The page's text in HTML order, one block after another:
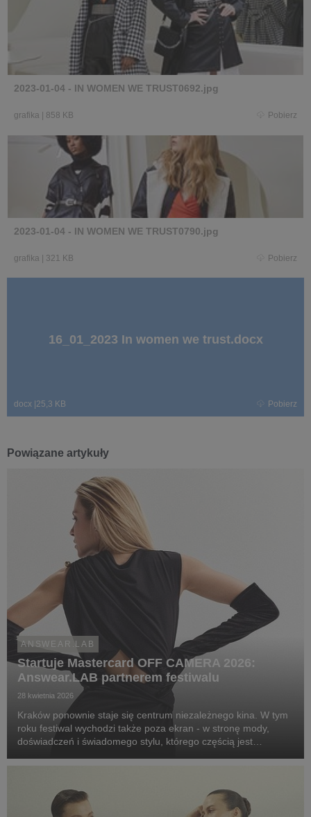
2023-01-04 - IN WOMEN WE TRUST0692.jpg
grafika 858 KB Pobierz
2023-01-04 - IN WOMEN WE TRUST0790.jpg
grafika 321 KB Pobierz
16_01_2023 In women we trust.docx
docx 25,3 KB Pobierz
Powiązane artykuły
ANSWEAR.LAB
Startuje Mastercard OFF CAMERA 2026:
Answear.LAB partnerem festiwalu
28 kwietnia 2026
Kraków ponownie staje się centrum niezależnego kina. W tym
roku festiwal wychodzi także poza ekran - w stronę mody,
doświadczeń i świadomego stylu, którego częścią jest